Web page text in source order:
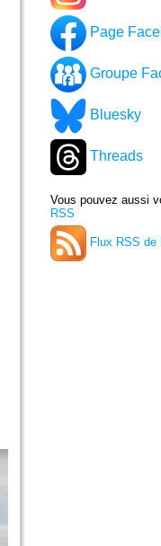
Page
Groupe
Bluesky
Threads
Vous pouvez aussi
RSS
Flux RSS de